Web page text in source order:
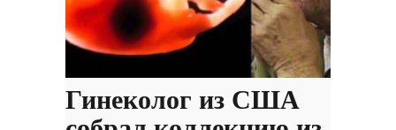
Гинеколог из США